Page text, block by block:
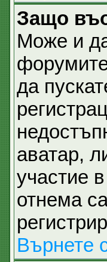
Защо
Може и
да
аватар,
участие
отнема
Върнете